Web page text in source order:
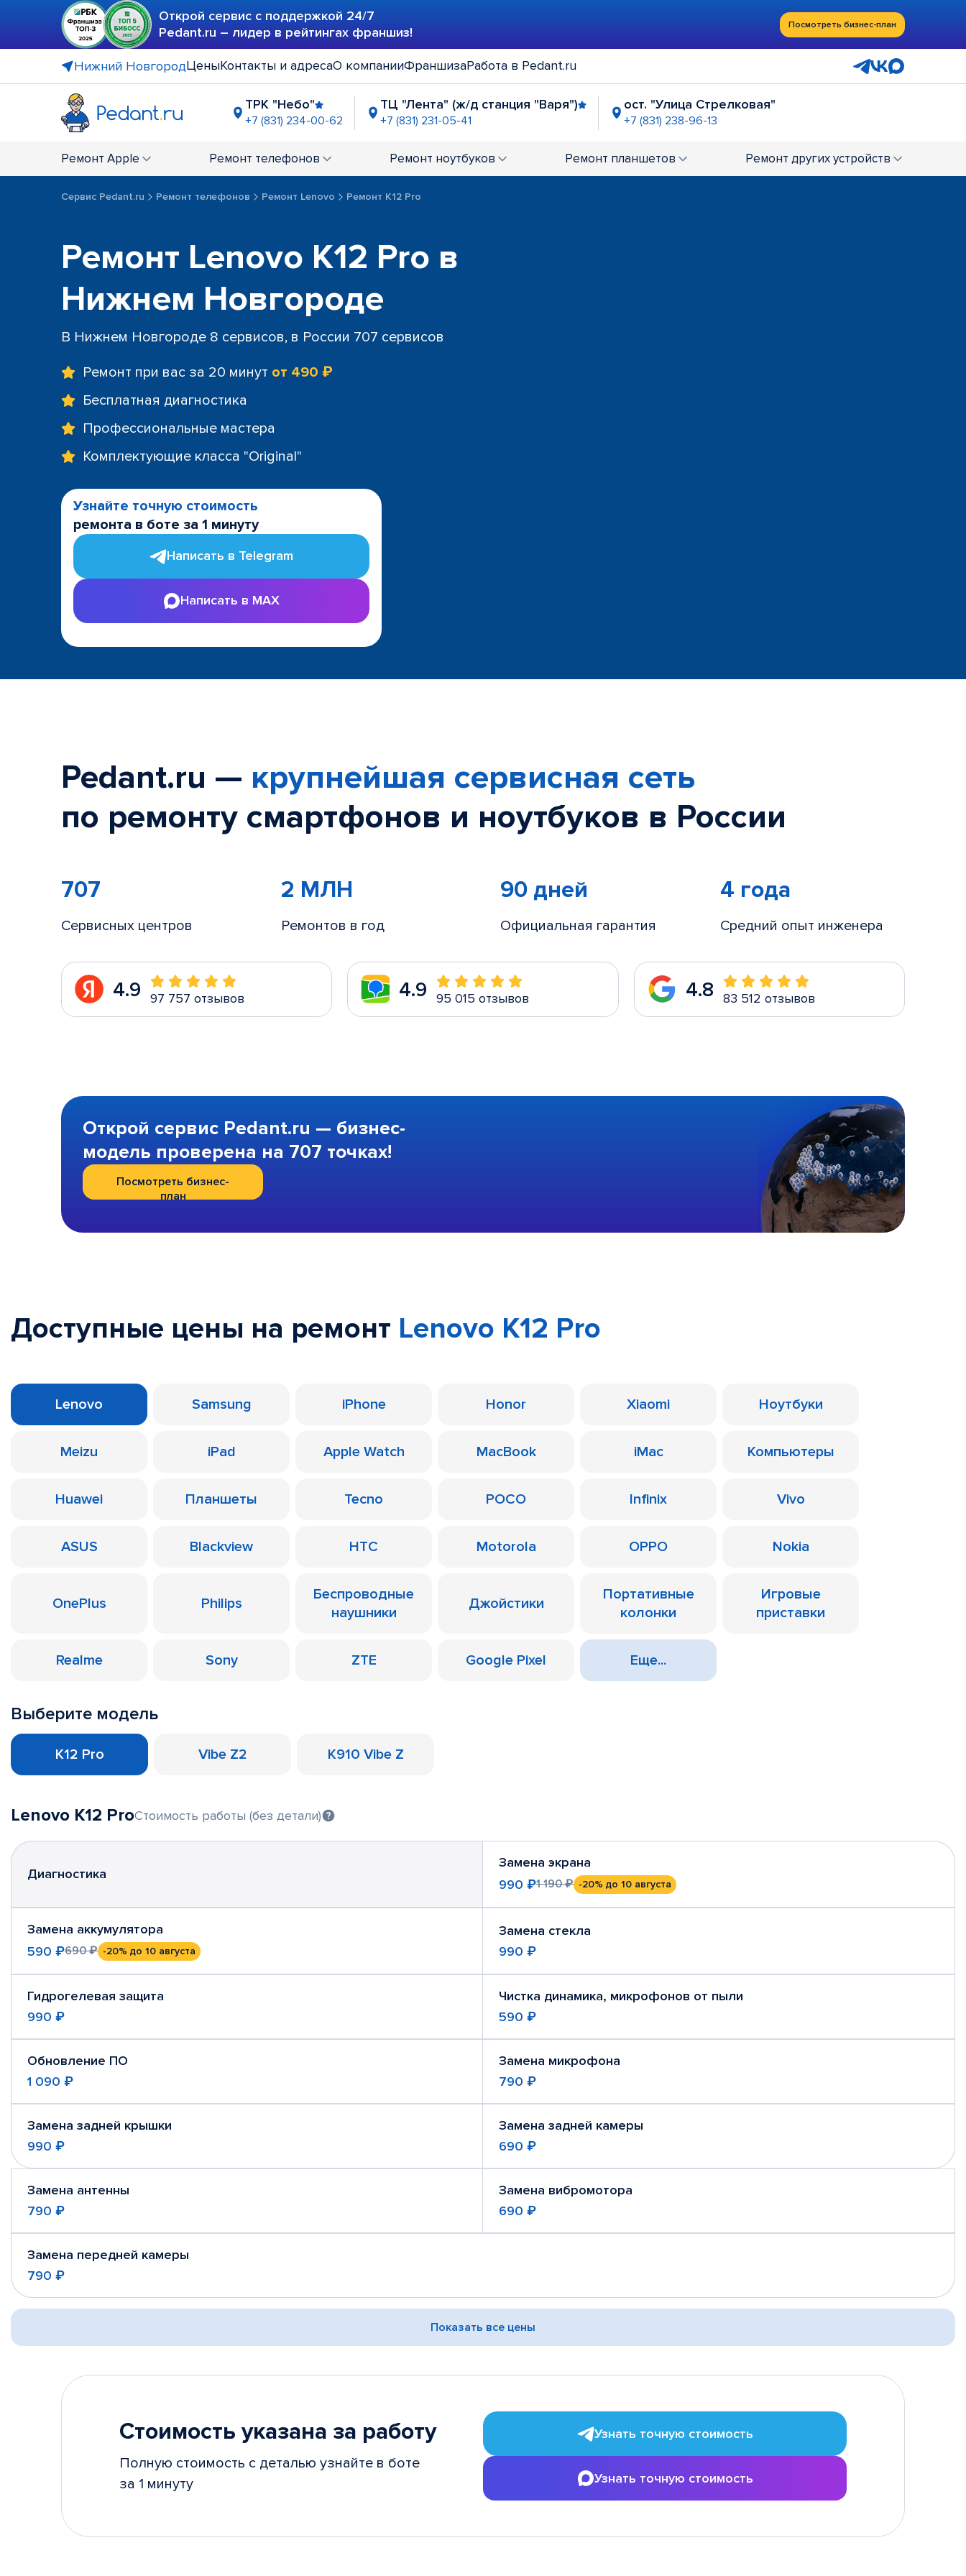
Открой сервис с поддержкой 24/7
Pedant.ru – лидер в рейтингах франшиз!
Посмотреть бизнес-план
Нижний НовгородЦеныКонтакты и адресаО компанииФраншизаРабота в Pedant.ru
ТРК "Небо"
+7 (831) 234-00-62
ТЦ "Лента" (ж/д станция "Варя")
+7 (831) 231-05-41
ост. "Улица Стрелковая"
+7 (831) 238-96-13
+7 (831) 214-90-76 +7 (831) 234-00-59 +7 (831) 234-00-61 +7 (831) 234-00-58
ТЦ "Муравей"
+7 (831) 231-04-58
Ремонт Apple Ремонт телефонов Ремонт ноутбуков Ремонт планшетов Ремонт других устройств
Сервис Pedant.ru Ремонт телефонов Ремонт Lenovo Ремонт K12 Pro
Ремонт Lenovo K12 Pro в
Нижнем Новгороде
В Нижнем Новгороде 8 сервисов, в России 707 сервисов
Ремонт при вас за 20 минут от 490 ₽
Бесплатная диагностика
Профессиональные мастера
Комплектующие класса "Original"
Узнайте точную стоимость
ремонта в боте за 1 минуту
Написать в Telegram
Написать в MAX
Pedant.ru — крупнейшая сервисная сеть
по ремонту смартфонов и ноутбуков в России
707
Сервисных центров
2 МЛН
Ремонтов в год
90 дней
Официальная гарантия
4 года
Средний опыт инженера
4.9 97 757 отзывов 4.9 95 015 отзывов 4.8 83 512 отзывов
Открой сервис Pedant.ru — бизнес-
модель проверена на 707 точках!
Посмотреть бизнес-
план
Доступные цены на ремонт Lenovo K12 Pro
Lenovo Samsung iPhone Honor Xiaomi Ноутбуки
Meizu iPad Apple Watch MacBook iMac Компьютеры
Huawei Планшеты Tecno POCO Infinix Vivo
ASUS Blackview HTC Motorola OPPO Nokia
OnePlus Philips
Беспроводные
наушники
Джойстики
Портативные
колонки
Игровые
приставки
Realme Sony ZTE Google Pixel Еще...
Выберите модель
K12 Pro Vibe Z2 K910 Vibe Z
Lenovo K12 ProСтоимость работы (без детали)
Диагностика
Замена экрана
990 ₽1 190 ₽ -20% до 10 августа
Замена аккумулятора
590 ₽690 ₽ -20% до 10 августа
Замена стекла
990 ₽
Гидрогелевая защита
990 ₽
Чистка динамика, микрофонов от пыли
590 ₽
Обновление ПО
1 090 ₽
Замена микрофона
790 ₽
Замена задней крышки
990 ₽
Замена задней камеры
690 ₽
Замена антенны
790 ₽
Замена вибромотора
690 ₽
Замена передней камеры
790 ₽
Показать все цены
Стоимость указана за работу
Полную стоимость с деталью узнайте в боте
за 1 минуту
Узнать точную стоимость
Узнать точную стоимость